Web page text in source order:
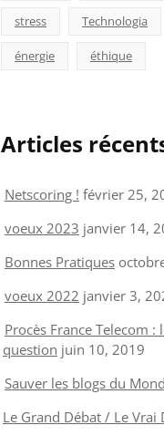
stress Technologia
énergie éthique
Articles
Netscoring ! février 25,
voeux 2023 janvier 14,
Bonnes Pratiques
voeux 2022 janvier 3,
Procès France Telecom
question juin 10, 2019
Sauver les blogs du
Le Grand Débat / Le Vrai